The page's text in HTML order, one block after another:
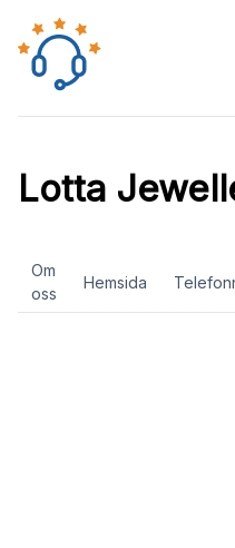
Lotta
Om
oss
Hemsida